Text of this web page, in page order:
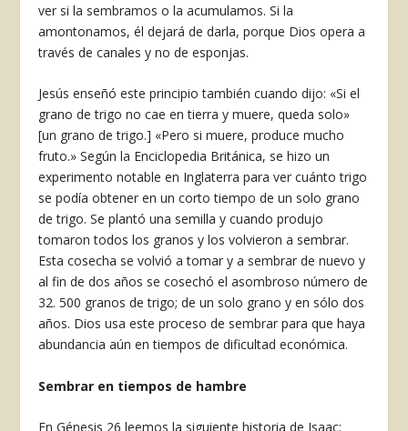
ver si la sembramos o la acumulamos. Si la
amontonamos, él dejará de darla, porque Dios opera a
través de canales y no de esponjas.
Jesús enseñó este principio también cuando di­jo: «Si el
grano de trigo no cae en tierra y muere, queda solo»
[un grano de trigo.] «Pero si muere, produce mucho
fruto.» Según la Enciclopedia Británica, se hizo un
experimento notable en Inglate­rra para ver cuánto trigo
se podía obtener en un corto tiempo de un solo grano
de trigo. Se plantó una semilla y cuando produjo
tomaron todos los granos y los volvieron a sembrar.
Esta cosecha se volvió a tomar y a sembrar de nuevo y
al fin de dos años se cosechó el asombroso número de
32. 500 granos de trigo; de un solo grano y en sólo dos
años. Dios usa este proceso de sembrar para que haya
abundancia aún en tiempos de dificultad económica.
Sembrar en tiempos de hambre
En Génesis 26 leemos la siguiente historia de Isaac: